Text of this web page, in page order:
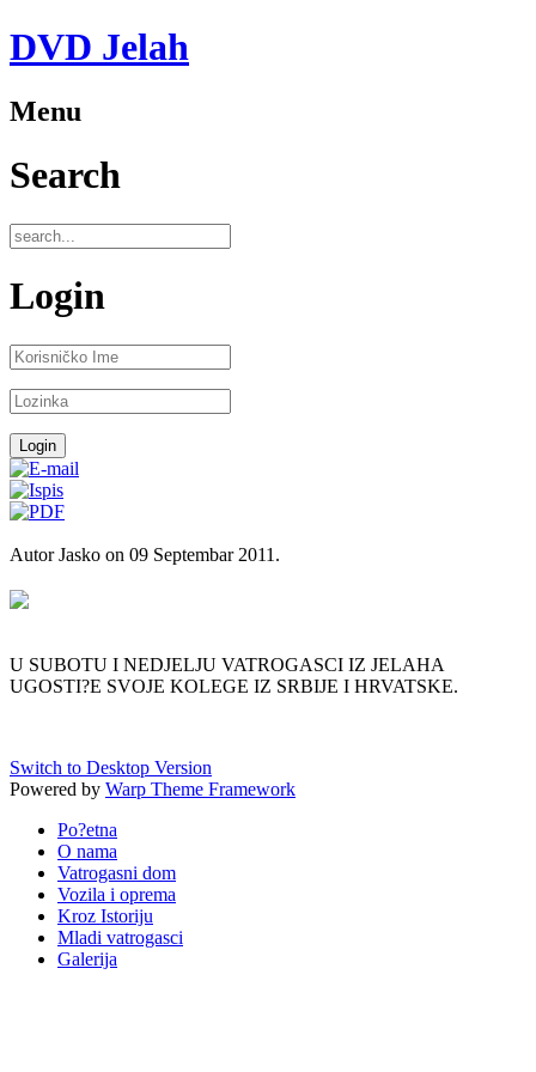
DVD Jelah
Menu
Search
Login
Autor Jasko on 09 Septembar 2011 .
U SUBOTU I NEDJELJU VATROGASCI IZ JELAHA
UGOSTI?E SVOJE KOLEGE IZ SRBIJE I HRVATSKE.
Switch to Desktop Version
Powered by Warp Theme Framework
Po?etna
O nama
Vatrogasni dom
Vozila i oprema
Kroz Istoriju
Mladi vatrogasci
Galerija